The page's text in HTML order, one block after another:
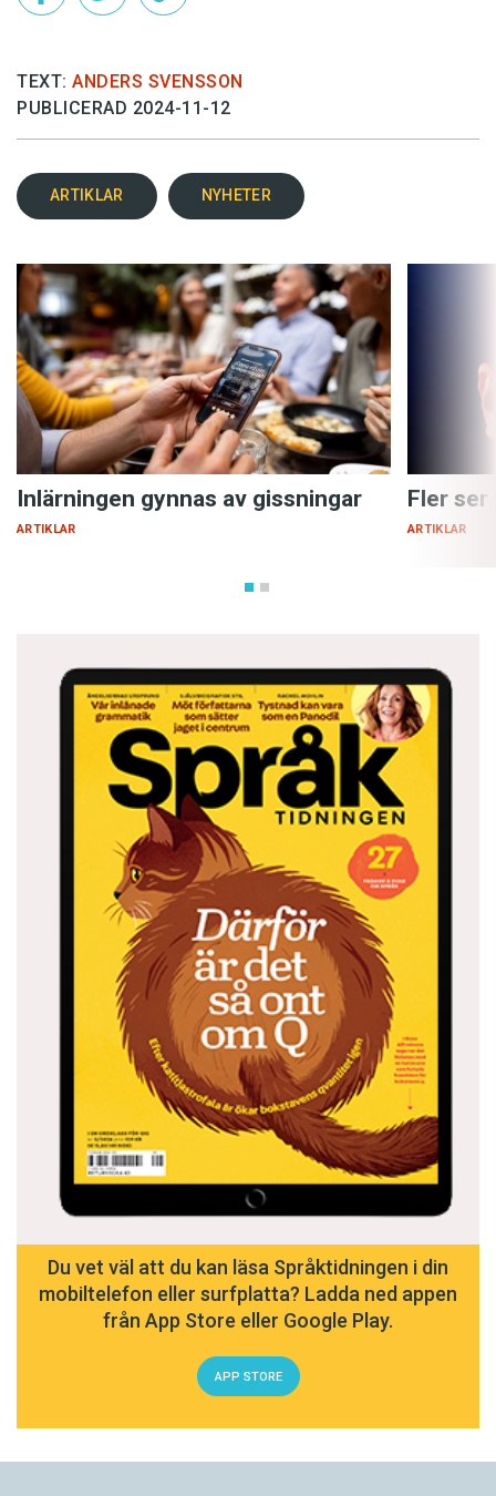
TEXT: ANDERS SVENSSON
PUBLICERAD 2024-11-12
ARTIKLAR NYHETER
Inlärningen gynnas av gissningar
ARTIKLAR
Fler
ARTIKLAR
Du vet väl att du kan läsa Språktidningen i din
mobiltelefon eller surfplatta? Ladda ned appen
från App Store eller Google Play.
APP STORE